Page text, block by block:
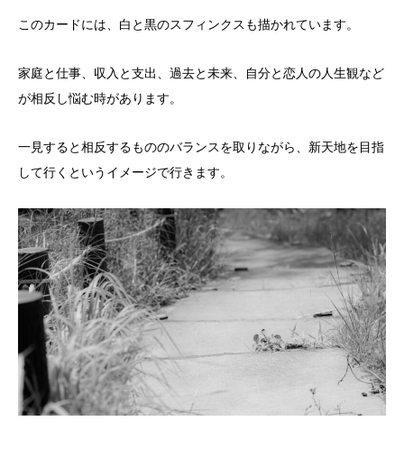
このカードには、白と黒のスフィンクスも描かれています。
家庭と仕事、収入と支出、過去と未来、自分と恋人の人生観など
が相反し悩む時があります。
一見すると相反するもののバランスを取りながら、新天地を目指
して行くというイメージで行きます。